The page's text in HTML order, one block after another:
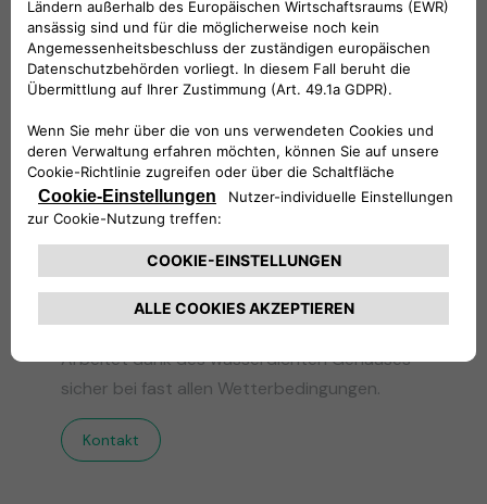
Innen- und
Außenbeständigkeit
Arbeitet dank des wasserdichten Gehäuses
sicher bei fast allen Wetterbedingungen.
Kontakt